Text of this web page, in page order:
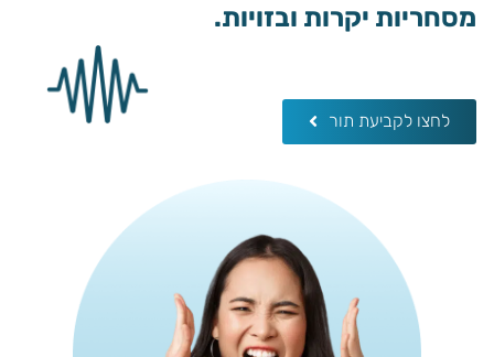
מסחריות יקרות ובזויות.
לחצו לקביעת תור